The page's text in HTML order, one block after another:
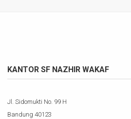
KANTOR SF NAZHIR WAKAF
Jl. Sidomukti No. 99 H
Bandung 40123